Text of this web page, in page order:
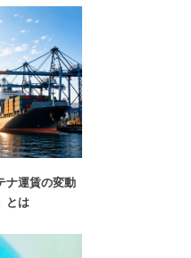
ナ運賃の変動
とは